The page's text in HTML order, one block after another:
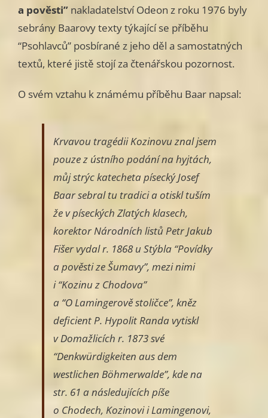
a pověsti” nakladatelství Odeon z roku 1976 byly
sebrány Baarovy texty týkající se příběhu
“Psohlavců” posbírané z jeho děl a samostatných
textů, které jistě stojí za čtenářskou pozornost.
O svém vztahu k známému příběhu Baar napsal:
Krvavou tragédii Kozinovu znal jsem
pouze z ústního podání na hyjtách,
můj strýc katecheta písecký Josef
Baar sebral tu tradici a otiskl tuším
že v píseckých Zlatých klasech,
korektor Národních listů Petr Jakub
Fišer vydal r. 1868 u Stýbla “Povídky
a pověsti ze Šumavy”, mezi nimi
i “Kozinu z Chodova”
a “O Lamingerově stoličce”, kněz
deficient P. Hypolit Randa vytiskl
v Domažlicích r. 1873 své
“Denkwürdigkeiten aus dem
westlichen Böhmerwalde”, kde na
str. 61 a následujících píše
o Chodech, Kozinovi i Lamingenovi,